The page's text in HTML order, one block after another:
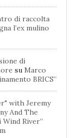
di raccolta
l’ex mulino
di
su Marco
BRICS”
with Jeremy
And The
Wind River”